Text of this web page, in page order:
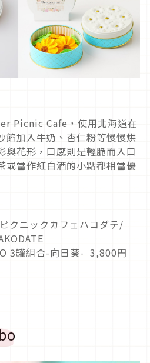
Picnic Cafe，使用北海道在
餡加入牛奶、杏仁粉等慢慢烘
與花形，口感則是輕脆而入口
或當作紅白酒的小點都相當優
クニックカフェハコダテ/
3罐組合-向日葵- 3,800円